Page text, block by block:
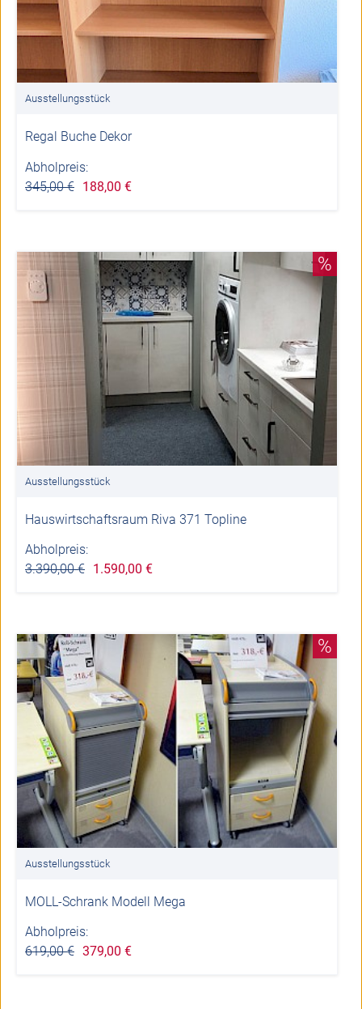
Ausstellungsstück
Regal Buche Dekor
Abholpreis:
345,00 € 188,00 €
%
Ausstellungsstück
Hauswirtschaftsraum Riva 371 Topline
Abholpreis:
3.390,00 € 1.590,00 €
%
Ausstellungsstück
MOLL-Schrank Modell Mega
Abholpreis:
619,00 € 379,00 €